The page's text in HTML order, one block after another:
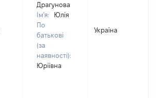
Драгунова
Ім'я:
Юлія
По
батькові
(за
наявності):
Юріївна
Україна